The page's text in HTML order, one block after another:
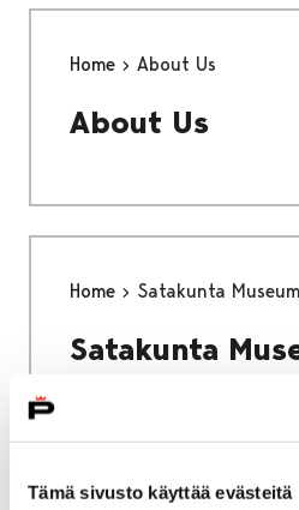
Tämä sivusto käyttää evästeitä
Home About Us
About Us
Home Satakunta
Satakunta